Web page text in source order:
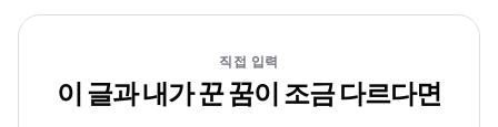
직접 입력
이 글과 내가 꾼 꿈이 조금 다르다면